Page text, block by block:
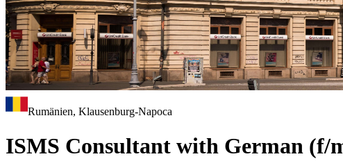
Rumänien, Klausenburg-Napoca
ISMS Consultant with German (f/